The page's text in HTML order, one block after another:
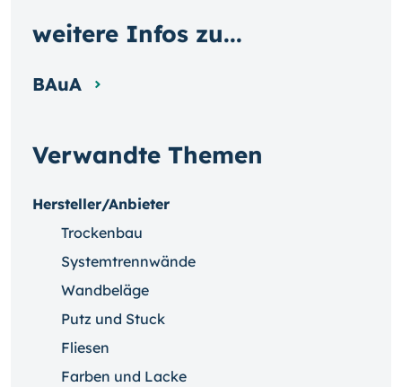
Verwandte Themen
Hersteller/Anbieter
Trockenbau
Systemtrennwände
Wandbeläge
Putz und Stuck
Fliesen
Farben und Lacke
weitere Infos zu...
BAuA